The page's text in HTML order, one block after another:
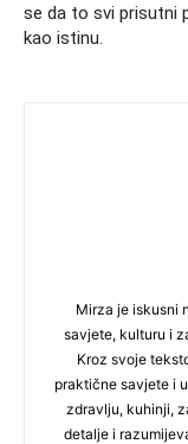
se da to svi prisutni
kao istinu.
Mirza je iskusni
savjete, kulturu i
Kroz svoje
praktične savjete i
zdravlju, kuhinji,
detalje i